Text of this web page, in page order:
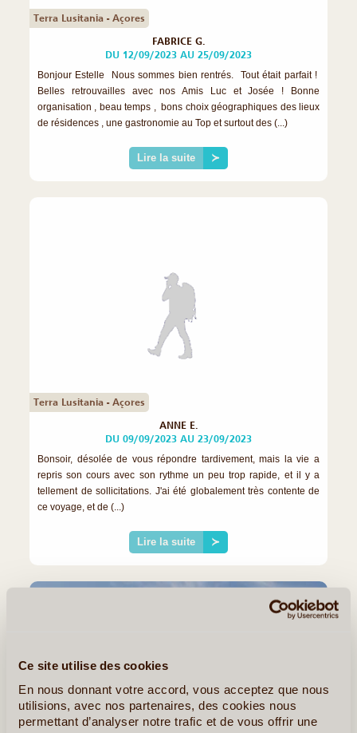
Ce site utilise des cookies
En nous donnant votre accord, vous acceptez que nous
utilisions, avec nos partenaires, des cookies nous
permettant d’analyser notre trafic et de vous offrir une
Terra Lusitania - Açores
FABRICE G.
DU 12/09/2023 AU 25/09/2023
Bonjour Estelle Nous sommes bien rentrés. Tout était parfait !
Belles retrouvailles avec nos Amis Luc et Josée ! Bonne
organisation , beau temps , bons choix géographiques des lieux
de résidences , une gastronomie au Top et surtout des (...)
Lire la suite ≻
Terra Lusitania - Açores
ANNE E.
DU 09/09/2023 AU 23/09/2023
Bonsoir, désolée de vous répondre tardivement, mais la vie a
repris son cours avec son rythme un peu trop rapide, et il y a
tellement de sollicitations. J'ai été globalement très contente de
ce voyage, et de (...)
Lire la suite ≻